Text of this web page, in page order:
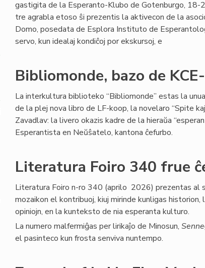
gastigita de la Esperanto-Klubo de Gotenburgo, 18-
tre agrabla etoso ŝi prezentis la aktivecon de la
Domo, posedata de Esplora Instituto de
servo, kun idealaj kondiĉoj por ekskursoj, e
Bibliomonde, bazo de
La interkultura biblioteko “Bibliomonde” estas la
de la plej nova libro de LF-koop, la novelaro “Spite
Zavadlav: la livero okazis kadre de la hieraŭa
Esperantista en Neŭŝatelo, kantona ĉefurbo.
Literatura Foiro 340 frue
Literatura Foiro n-ro 340 (aprilo 2026) prezentas al
mozaikon el kontribuoj, kiuj mirinde kunligas historion,
opiniojn, en la kunteksto de nia esperanta kulturo.
La numero malfermiĝas per lirikaĵo de Minosun,
el pasinteco kun frosta senviva nuntempo.